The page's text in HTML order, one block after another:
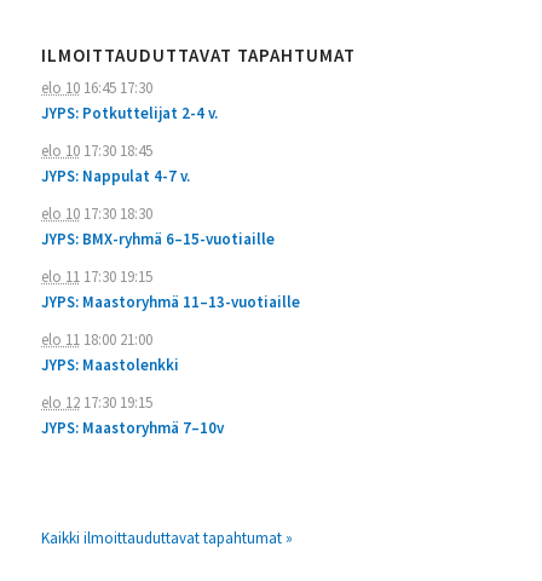
ILMOITTAUDUTTAVAT TAPAHTUMAT
elo 1016:45 17:30
JYPS: Potkuttelijat 2-4 v.
elo 1017:30 18:45
JYPS: Nappulat 4-7 v.
elo 1017:30 18:30
JYPS: BMX-ryhmä 6–15-vuotiaille
elo 1117:30 19:15
JYPS: Maastoryhmä 11–13-vuotiaille
elo 1118:00 21:00
JYPS: Maastolenkki
elo 1217:30 19:15
JYPS: Maastoryhmä 7–10v
Kaikki ilmoittauduttavat tapahtumat »